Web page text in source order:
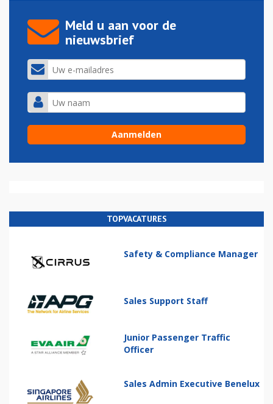
Meld u aan voor de
nieuwsbrief
TOPVACATURES
Safety & Compliance Manager
Sales Support Staff
Junior Passenger Traffic
Officer
Sales Admin Executive Benelux